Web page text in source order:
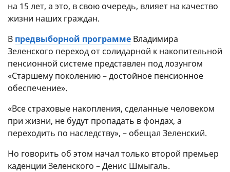
на 15 лет, а это, в свою очередь, влияет на качество
жизни наших граждан.
В предвыборной программе Владимира
Зеленского переход от солидарной к накопительной
пенсионной системе представлен под лозунгом
«Старшему поколению – достойное пенсионное
обеспечение».
«Все страховые накопления, сделанные человеком
при жизни, не будут пропадать в фондах, а
переходить по наследству», – обещал Зеленский.
Но говорить об этом начал только второй премьер
каденции Зеленского – Денис Шмыгаль.